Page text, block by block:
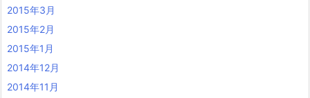
2015年3月
2015年2月
2015年1月
2014年12月
2014年11月